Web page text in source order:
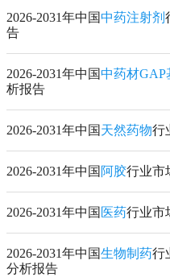
2026-2031年中国中药注射剂
告
2026-2031年中国中药材GAP
析报告
2026-2031年中国 天然药物行
2026-2031年中国 阿胶行业市
2026-2031年中国 医药行业市
2026-2031年中国生物制药行
分析报告